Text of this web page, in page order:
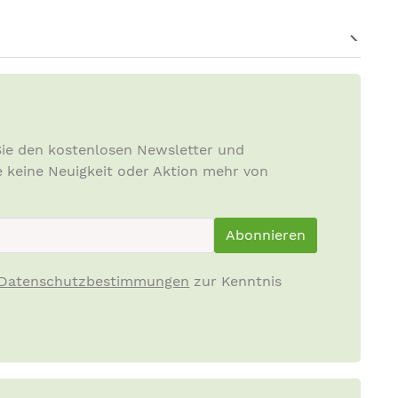
den kostenlosen Newsletter und
keine Neuigkeit oder Aktion mehr von
Abonnieren
zur Kenntnis